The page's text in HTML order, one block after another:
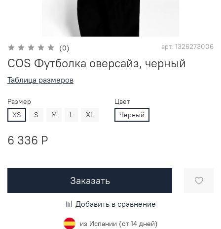
(0) арт. 1326273006
COS Футболка оверсайз, черный
Таблица размеров
Размер
XS
S M L XL
Цвет
Черный
6 336 P
Заказать
Добавить в сравнение
из Испании (от 14 дней)